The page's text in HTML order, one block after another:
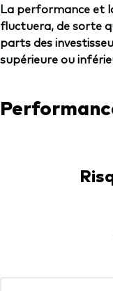
La performance et
fluctuera, de sorte
parts des
supérieure ou